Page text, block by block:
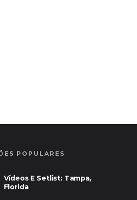
POPULARES
Vídeos E Setlist: Tampa,
Florida